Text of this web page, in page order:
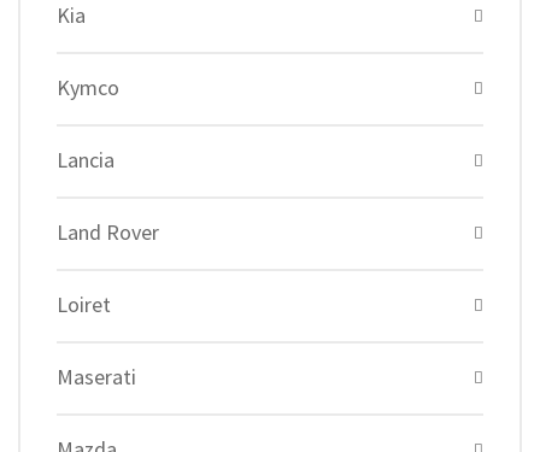
Kia
Kymco
Lancia
Land Rover
Loiret
Maserati